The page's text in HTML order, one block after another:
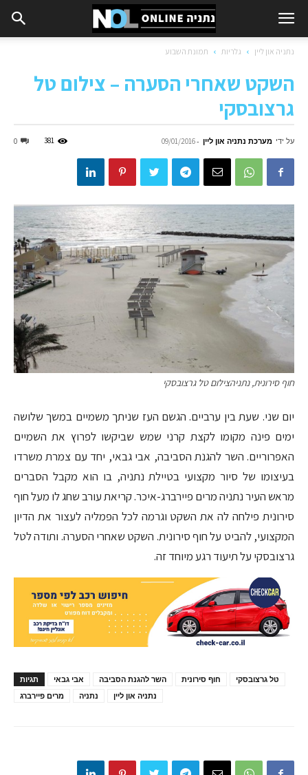
נתניה און ליין גלריות תמונת השבוע
השקט שאחרי הסערה – צילום טל
גרצובסקי
על ידי מערכת נתניה און ליין -
09/01/2016
0 381
חוף סירונית, נתניהצילום טל גרצובסקי
יום שני. שעת בין ערביים. הגשם העז שניתך משמיים במשך שלושה
ימים פינה מקומו לקצת קרני שמש שביקשו לפרוץ את השמיים
האפרוריים. השר להגנת הסביבה, אבי גבאי, יחד עם צמרת משרדו
בעיצומו של סיור מקצועי בטיילת נתניה, בו הוא מקבל הסברים
מראש העיר נתניה מרים פיירברג-איכר. קריאת עורב שחג לו מעל חוף
סירונית פילחה לה את השקט וגרמה לכל הפמליה לעצור את הדיון
המקצועי, להביט על חוף סירונית. השקט שאחרי הסערה. ותודה לטל
גרצובסקי על תיעוד רגע מיוחד זה.
תגיות אבי גבאי השר להגנת הסביבה חוף סירונית
טל גרצובסקי
מרים פיירברג
נתניה נתניה און ליין